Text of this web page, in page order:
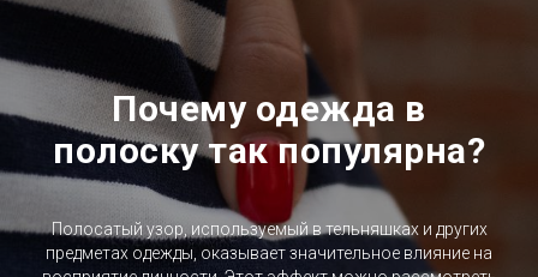
ПРОМОКОД MY1AGLAE
Почему одежда в
полоску так популярна?
Полосатый узор, используемый в тельняшках и других
предметах одежды, оказывает значительное влияние на